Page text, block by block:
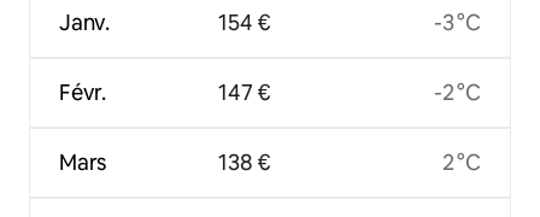
Janv.
Févr.
Mars
154 €
147 €
138 €
-3 °C
-2 °C
2 °C